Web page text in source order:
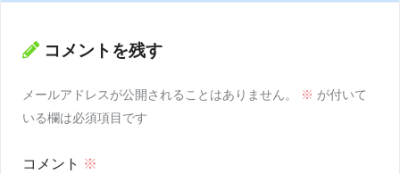
コメントを残す
メールアドレスが公開されることはありません。 ※ が付いて
いる欄は必須項目です
コメント ※